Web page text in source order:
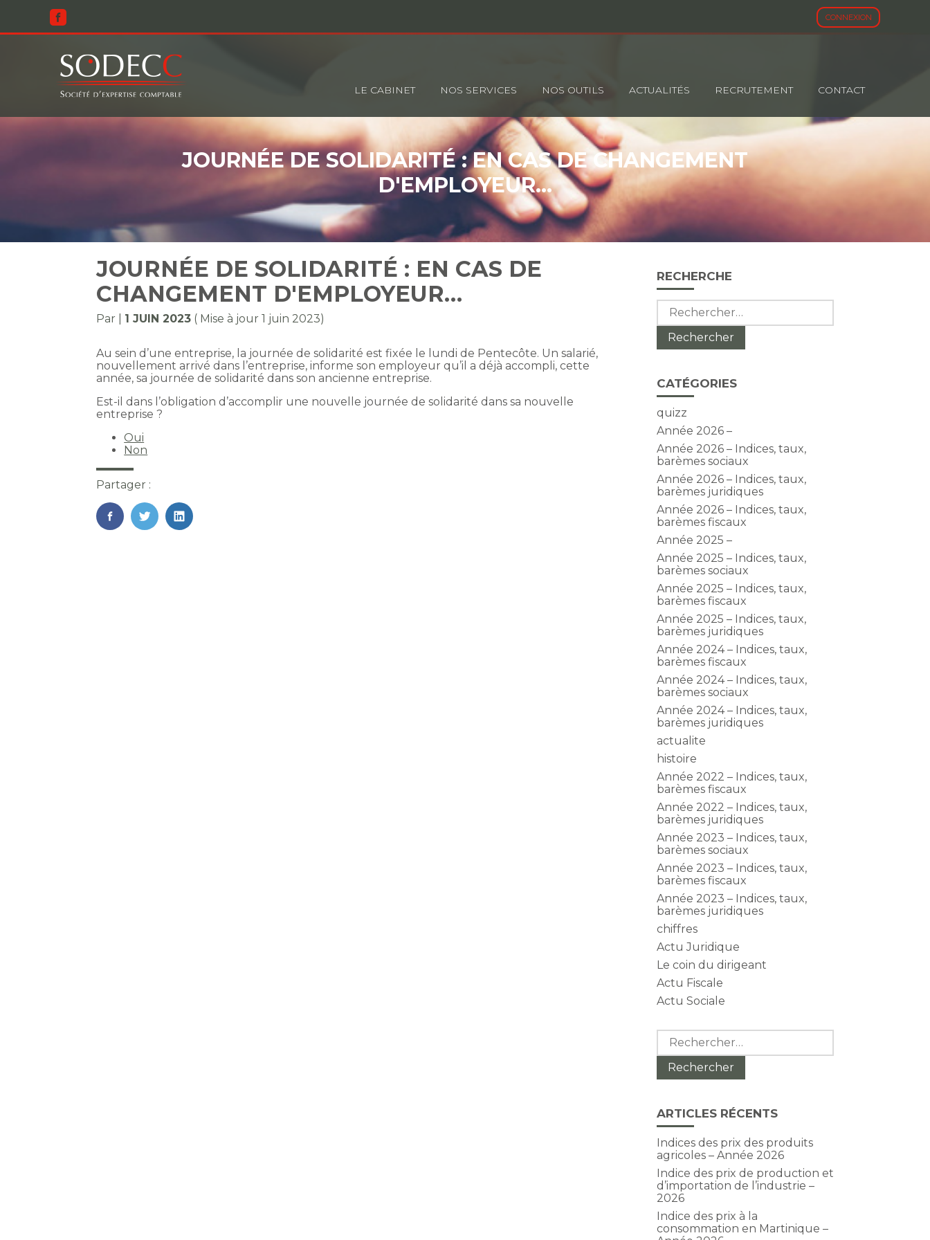
CONNEXION
au
contenu
Principal
LE CABINET NOS SERVICES NOS OUTILS ACTUALITÉS RECRUTEMENT CONTACT
JOURNÉE DE SOLIDARITÉ : EN CAS DE CHANGEMENT
D'EMPLOYEUR…
JOURNÉE DE SOLIDARITÉ : EN CAS DE
CHANGEMENT D'EMPLOYEUR…
Par 1 JUIN 2023 ( Mise à jour 1 juin 2023)
Au sein d’une entreprise, la journée de solidarité est fixée le lundi de Pentecôte. Un salarié,
nouvellement arrivé dans l’entreprise, informe son employeur qu’il a déjà accompli, cette
année, sa journée de solidarité dans son ancienne entreprise.
Est-il dans l’obligation d’accomplir une nouvelle journée de solidarité dans sa nouvelle
entreprise ?
Oui
Non
Partager :
FaceBook
TwitterLinkedIn
Blog
sidebar
RECHERCHE
Rechercher :
CATÉGORIES
quizz
Année 2026 –
Année 2026 – Indices, taux,
barèmes sociaux
Année 2026 – Indices, taux,
barèmes juridiques
Année 2026 – Indices, taux,
barèmes fiscaux
Année 2025 –
Année 2025 – Indices, taux,
barèmes sociaux
Année 2025 – Indices, taux,
barèmes fiscaux
Année 2025 – Indices, taux,
barèmes juridiques
Année 2024 – Indices, taux,
barèmes fiscaux
Année 2024 – Indices, taux,
barèmes sociaux
Année 2024 – Indices, taux,
barèmes juridiques
actualite
histoire
Année 2022 – Indices, taux,
barèmes fiscaux
Année 2022 – Indices, taux,
barèmes juridiques
Année 2023 – Indices, taux,
barèmes sociaux
Année 2023 – Indices, taux,
barèmes fiscaux
Année 2023 – Indices, taux,
barèmes juridiques
chiffres
Actu Juridique
Le coin du dirigeant
Actu Fiscale
Actu Sociale
Rechercher :
ARTICLES RÉCENTS
Indices des prix des produits
agricoles – Année 2026
Indice des prix de production et
d’importation de l’industrie –
2026
Indice des prix à la
consommation en Martinique –